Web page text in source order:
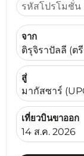
รหัสโปรโมชั่น
จาก
ติรุจิราปัลลี (ต
สู่
มากัสซาร์
เที่ยวบินขาออก
fc-booking-
14 ส.ค. 2026